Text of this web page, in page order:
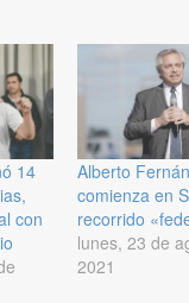
14
con
Alberto
comienza en
recorrido
lunes, 23 de
2021